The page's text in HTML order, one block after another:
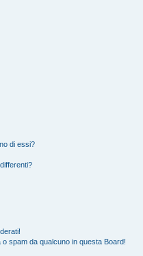
di essi?
spam da qualcuno in questa Board!